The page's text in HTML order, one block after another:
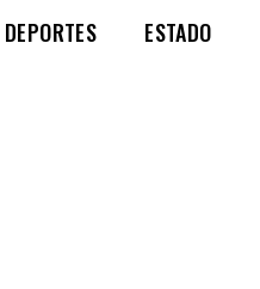
DEPORTES ESTADO